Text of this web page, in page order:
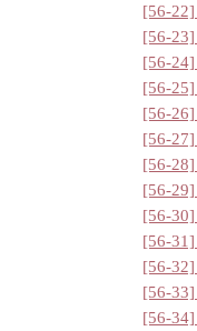
[56-22]
[56-23]
[56-24]
[56-25]
[56-26]
[56-27]
[56-28]
[56-29]
[56-30]
[56-31]
[56-32]
[56-33]
[56-34]